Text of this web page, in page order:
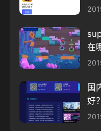
南
在
什
国
好